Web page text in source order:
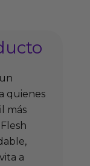
quienes
más
a